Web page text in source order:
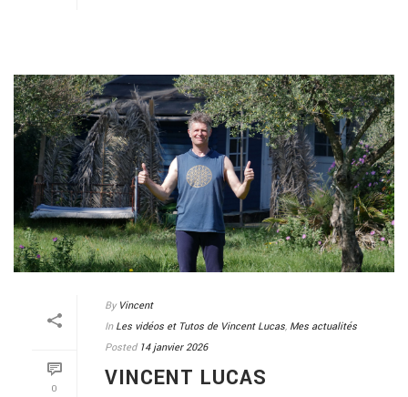
0
By Vincent
In Les vidéos et Tutos de Vincent Lucas, Mes actualités
Posted 14 janvier 2026
VINCENT LUCAS